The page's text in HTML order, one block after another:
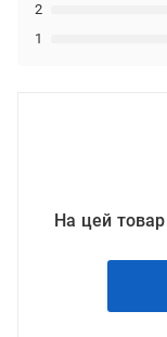
1
2
На цей